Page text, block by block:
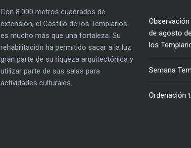
Con 8.000 metros cuadrados de
extensión, el Castillo de los Templarios
es mucho más que una fortaleza. Su
rehabilitación ha permitido sacar a la luz
gran parte de su riqueza arquitectónica y
utilizar parte de sus salas para
actividades culturales.
de agosto
los
Semana
Ordenación